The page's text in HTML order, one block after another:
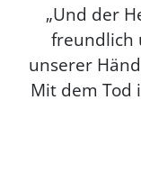
„Und der
freundlich
unserer
Mit dem Tod